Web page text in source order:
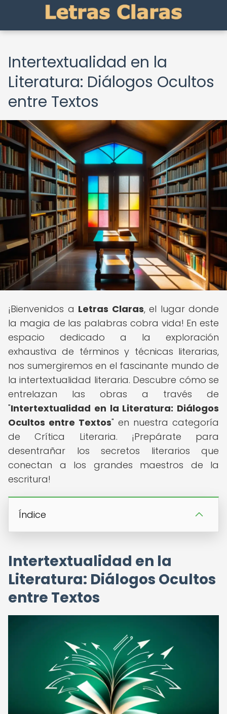
Intertextualidad en la
Literatura: Diálogos Ocultos
entre Textos
¡Bienvenidos a Letras Claras, el lugar donde
la magia de las palabras cobra vida! En este
espacio dedicado a la exploración
exhaustiva de términos y técnicas literarias,
nos sumergiremos en el fascinante mundo de
la intertextualidad literaria. Descubre cómo se
entrelazan las obras a través de
"Intertextualidad en la Literatura: Diálogos
Ocultos entre Textos" en nuestra categoría
de Crítica Literaria. ¡Prepárate para
desentrañar los secretos literarios que
conectan a los grandes maestros de la
escritura!
Índice
Intertextualidad en la
Literatura: Diálogos Ocultos
entre Textos